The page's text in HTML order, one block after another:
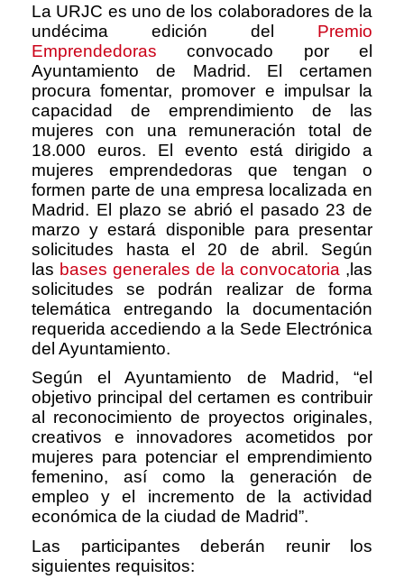
La URJC es uno de los colaboradores de la
undécima edición del Premio
Emprendedorasconvocado por el
Ayuntamiento de Madrid. El certamen
procura fomentar, promover e impulsar la
capacidad de emprendimiento de las
mujeres con una remuneración total de
18.000 euros. El evento está dirigido a
mujeres emprendedoras que tengan o
formen parte de una empresa localizada en
Madrid. El plazo se abrió el pasado 23 de
marzo y estará disponible para presentar
solicitudes hasta el 20 de abril. Según
las bases generales de la convocatoria ,las
solicitudes se podrán realizar de forma
telemática entregando la documentación
requerida accediendo a la Sede Electrónica
del Ayuntamiento.
Según el Ayuntamiento de Madrid, “el
objetivo principal del certamen es contribuir
al reconocimiento de proyectos originales,
creativos e innovadores acometidos por
mujeres para potenciar el emprendimiento
femenino, así como la generación de
empleo y el incremento de la actividad
económica de la ciudad de Madrid”.
Las participantes deberán reunir los
siguientes requisitos: